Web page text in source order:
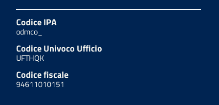
Codice IPA
odmco_
Codice Univoco Ufficio
UFTHQK
Codice fiscale
94611010151